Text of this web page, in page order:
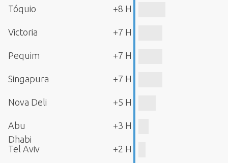
Tóquio +8 H
Victoria +7 H
Pequim +7 H
Singapura +7 H
Nova Deli +5 H
Abu
Dhabi
+3 H
Tel Aviv +2 H